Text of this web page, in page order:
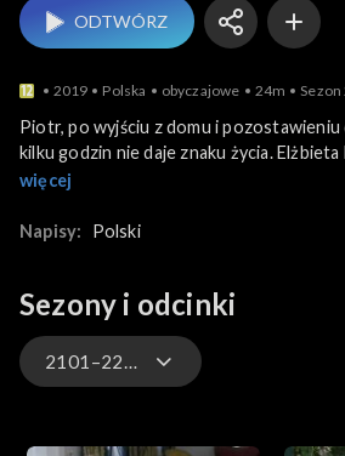
ODTWÓRZ
2019 Polska obyczajowe 24m
Piotr, po wyjściu z domu i pozostawieniu
kilku godzin nie daje znaku życia.
coś sobie zrobił, a Iga uważa, że od
Natalię wyjazdem do pracy w Niemczech
po sparingu Pyrka nie przyznaje się
Poza tym wydawnictwo nie jest
na temat jej aresztowania w USA ze
temat.
więcej
Napisy: Polski
Sezony i odcinki
2101–2200